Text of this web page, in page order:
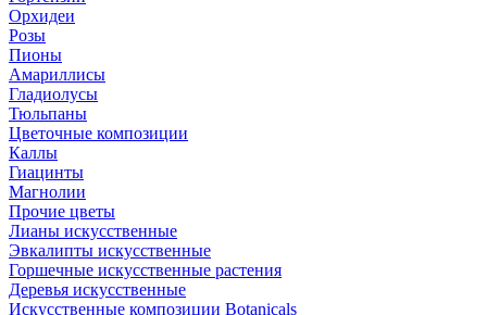
Орхидеи
Розы
Пионы
Амариллисы
Гладиолусы
Тюльпаны
Цветочные композиции
Каллы
Гиацинты
Магнолии
Прочие цветы
Лианы искусственные
Эвкалипты искусственные
Горшечные искусственные растения
Деревья искусственные
Искусственные композиции Botanicals